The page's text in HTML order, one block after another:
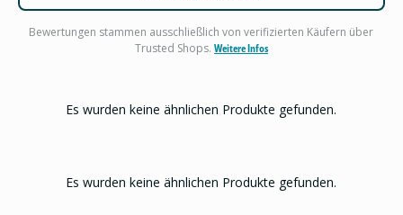
Bewertungen stammen ausschließlich von verifizierten Käufern über
Trusted Shops. Weitere Infos
Es wurden keine ähnlichen Produkte gefunden.
Es wurden keine ähnlichen Produkte gefunden.